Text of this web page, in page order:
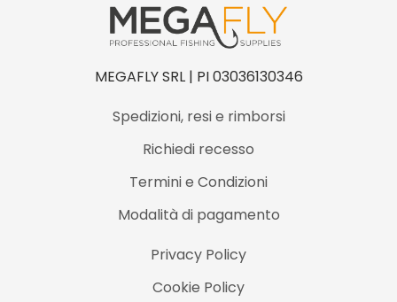
MEGAFLY SRL | PI 03036130346
Spedizioni, resi e rimborsi
Richiedi recesso
Termini e Condizioni
Modalità di pagamento
Privacy Policy
Cookie Policy